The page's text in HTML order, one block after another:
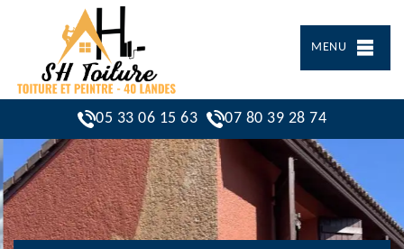
MENU
05 33 06 15 63 07 80 39 28 74